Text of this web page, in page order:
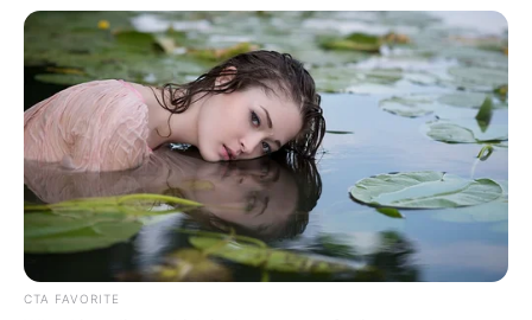
પેપર લીક વિરુદ્ધ કાલે નવું બિલ આવી શકે છે, 10
વર્ષની જેલ અને 10 કરોડ સુધીના દંડની જોગવાઈ
મોદીએ રાતે 12 વાગ્યે વીડિયો મેસેજ જાહેર કરીને
કહ્યું, પેપર લીક પર કડક નિર્ણય લેવાશે
CTA FAVORITE